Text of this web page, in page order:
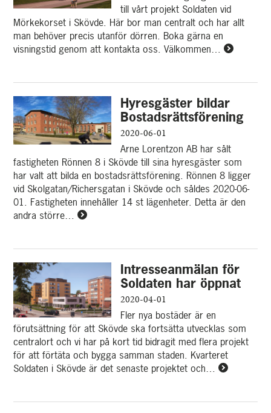
intressent
hos
oss!
till vårt projekt Soldaten vid
Mörkekorset i Skövde. Här bor man centralt och har allt
man behöver precis utanför dörren. Boka gärna en
visningstid genom att kontakta oss. Välkommen… Läs
i
kv
Soldaten
nu
klar
Hyresgäster bildar
Bostadsrättsförening
2020-06-01
Arne Lorentzon AB har sålt
fastigheten Rönnen 8 i Skövde till sina hyresgäster som
har valt att bilda en bostadsrättsförening. Rönnen 8 ligger
vid Skolgatan/Richersgatan i Skövde och såldes 2020-06-
01. Fastigheten innehåller 14 st lägenheter. Detta är den
andra större… Läs
Bostadsrättsförening
Intresseanmälan för
Soldaten har öppnat
2020-04-01
Fler nya bostäder är en
förutsättning för att Skövde ska fortsätta utvecklas som
centralort och vi har på kort tid bidragit med flera projekt
för att förtäta och bygga samman staden. Kvarteret
Soldaten i Skövde är det senaste projektet och… Läs